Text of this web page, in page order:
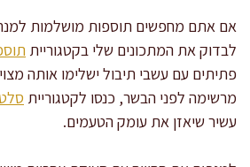
אם אתם מחפשים תוספות מושלמות
לבדוק את המתכונים שלי בקטגוריית
פתיתים עם עשבי תיבול ישלימו אותה
מרשימה לפני הבשר, כנסו לקטגוריית
עשיר שיאזן את עומק הטעמים.